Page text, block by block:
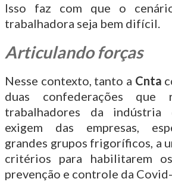
Isso faz com que o
trabalhadora seja bem difícil.
Articulando forças
Nesse contexto, tanto a Cnta
duas confederações que
trabalhadores da indústria
exigem das empresas,
grandes grupos frigoríficos, a
critérios para habilitarem
prevenção e controle da